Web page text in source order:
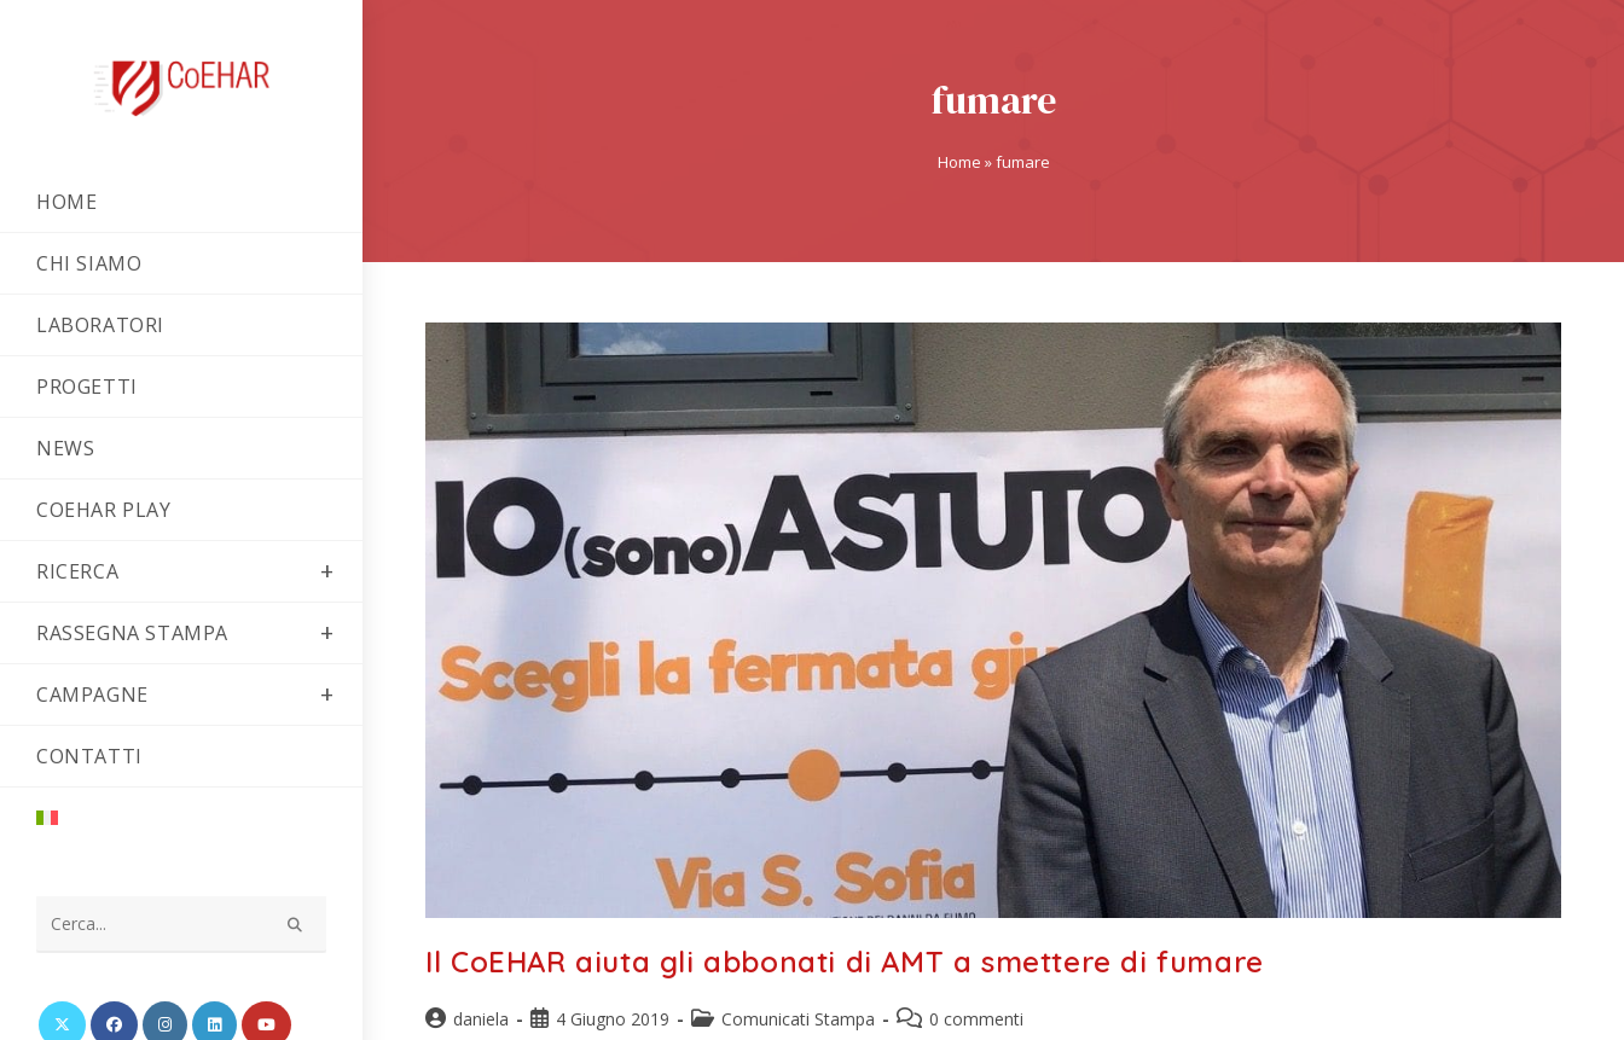
HOME
CHI SIAMO
LABORATORI
PROGETTI
NEWS
COEHAR PLAY
RICERCA
RASSEGNA STAMPA
CAMPAGNE
CONTATTI
sito
web
fumare
Home »fumare
Il CoEHAR aiuta gli abbonati di AMT a smettere di fumare
daniela 4 Giugno 2019 Comunicati Stampa 0 commenti